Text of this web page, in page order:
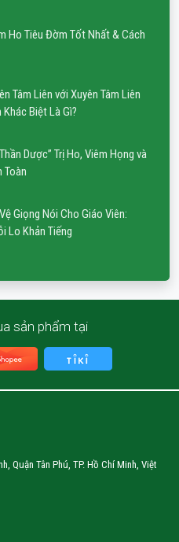
Ho Tiêu Đờm Tốt Nhất & Cách
Tâm Liên với Xuyên Tâm Liên
Biệt Là Gì?
Dược” Trị Ho, Viêm Họng và
Toàn
Giọng Nói Cho Giáo Viên:
Lo Khản Tiếng
sản phẩm tại
Quận Tân Phú, TP. Hồ Chí Minh, Việt